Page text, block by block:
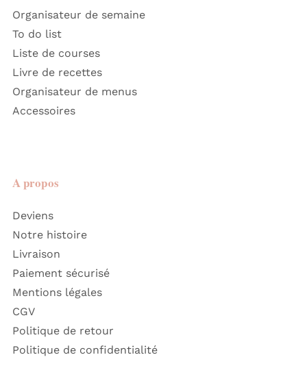
Organisateur de semaine
To do list
Liste de courses
Livre de recettes
Organisateur de menus
Accessoires
A propos
Deviens
Notre histoire
Livraison
Paiement sécurisé
Mentions légales
CGV
Politique de retour
Politique de confidentialité